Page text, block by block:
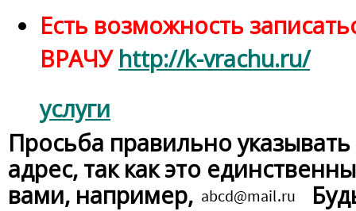
Есть возможность
ВРАЧУ http://k-vrachu.ru/
услуги
Просьба правильно
адрес, так как это
вами, например,